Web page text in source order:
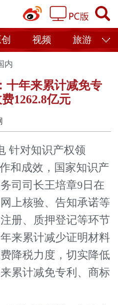
视频 旅游
内
十年来累计减免专
1262.8亿元
对知识产权领
和成效，国家知识产
司司长王培章9日在
上核验、告知承诺等
册、质押登记等环节
来累计减少证明材料
降税力度，切实降低
累计减免专利、商标